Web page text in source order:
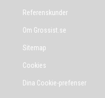
Referenskunder
Om Grossist.se
Sitemap
Cookies
Dina Cookie-prefenser